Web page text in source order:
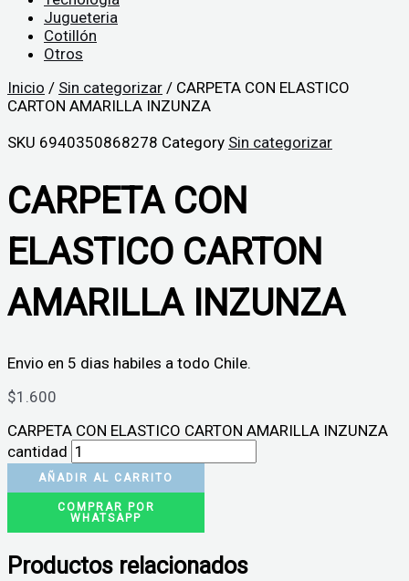
Jugueteria
Cotillón
Otros
Inicio / Sin categorizar / CARPETA CON ELASTICO
CARTON AMARILLA INZUNZA
SKU 6940350868278 Category Sin categorizar
CARPETA CON
ELASTICO CARTON
AMARILLA INZUNZA
Envio en 5 dias habiles a todo Chile.
$1.600
CARPETA CON ELASTICO CARTON AMARILLA INZUNZA
cantidad
AÑADIR AL CARRITO
COMPRAR POR
WHATSAPP
Productos relacionados